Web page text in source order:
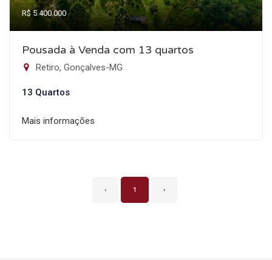
R$ 5.400.000
Pousada à Venda com 13 quartos
Retiro, Gonçalves-MG
13 Quartos
Mais informações
‹ 1 ›